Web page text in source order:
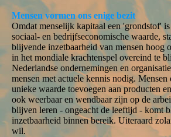
Mensen vormen ons enige bezit
Omdat menselijk kapitaal een 'grondstof'
sociaal- en bedrijfseconomische waarde,
blijvende inzetbaarheid van mensen hoog
in het mondiale krachtenspel overeind te
Nederlandse ondernemingen en
mensen met actuele kennis nodig. Mensen
unieke waarde toevoegen aan producten
ook weerbaar en wendbaar zijn op de
blijven leren - ongeacht de leeftijd - komt
inzetbaarheid binnen bereik. Uiteraard
wil.